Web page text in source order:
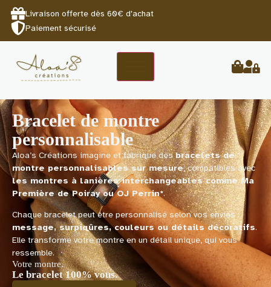
Livraison offerte dès 60€ d'achat
Paiement sécurisé
Bracelet de montre
personnalisable
Aloa’s Créations imagine et fabrique desbracelets de
montre personnalisables sur mesure, compatibles avec
les montres à lanières interchangeables comme Ma
Première de Poiray ou OJ Perrin*.
Chaque bracelet peut être personnalisé selon vos envies :
message, surpiqûres, couleurs ou détails décoratifs.
Elle transforme votre montre en un détail unique, qui vous
ressemble.
Votre montre.
Le bracelet 100% vous.